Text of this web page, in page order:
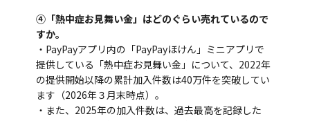
④「熱中症お見舞い金」はどのぐらい売れているので
すか。
・PayPayアプリ内の「PayPayほけん」ミニアプリで
提供している「熱中症お見舞い金」について、2022年
の提供開始以降の累計加入件数は40万件を突破してい
ます（2026年３月末時点）。
・また、2025年の加入件数は、過去最高を記録した